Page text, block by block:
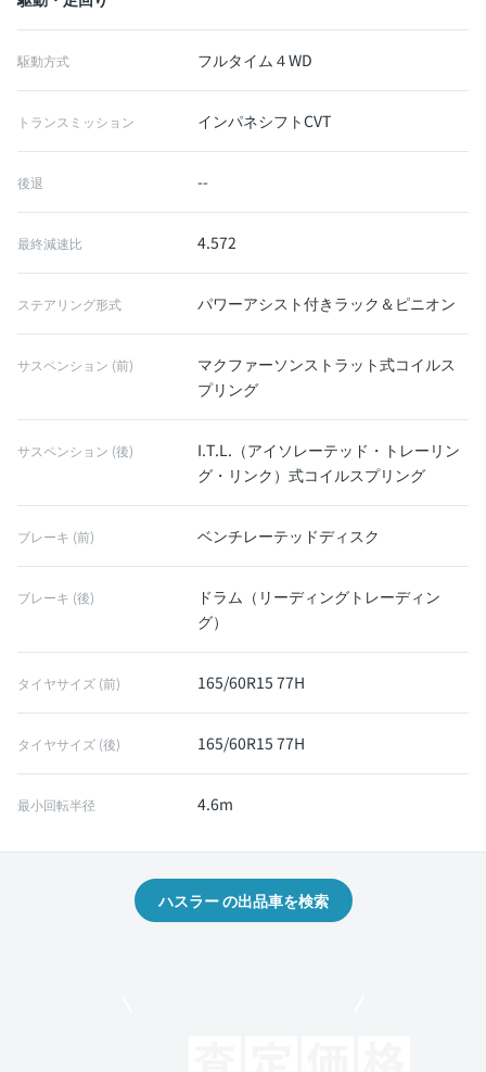
駆動方式 フルタイム４WD
トランスミッション インパネシフトCVT
後退 --
最終減速比 4.572
ステアリング形式 パワーアシスト付きラック＆ピニオン
サスペンション (前)
マクファーソンストラット式コイルス
プリング
サスペンション (後)
I.T.L.（アイソレーテッド・トレーリン
グ・リンク）式コイルスプリング
ブレーキ (前) ベンチレーテッドディスク
ブレーキ (後)
ドラム（リーディングトレーディン
グ）
タイヤサイズ (前) 165/60R15 77H
タイヤサイズ (後) 165/60R15 77H
最小回転半径 4.6m
ハスラー の出品車を検索